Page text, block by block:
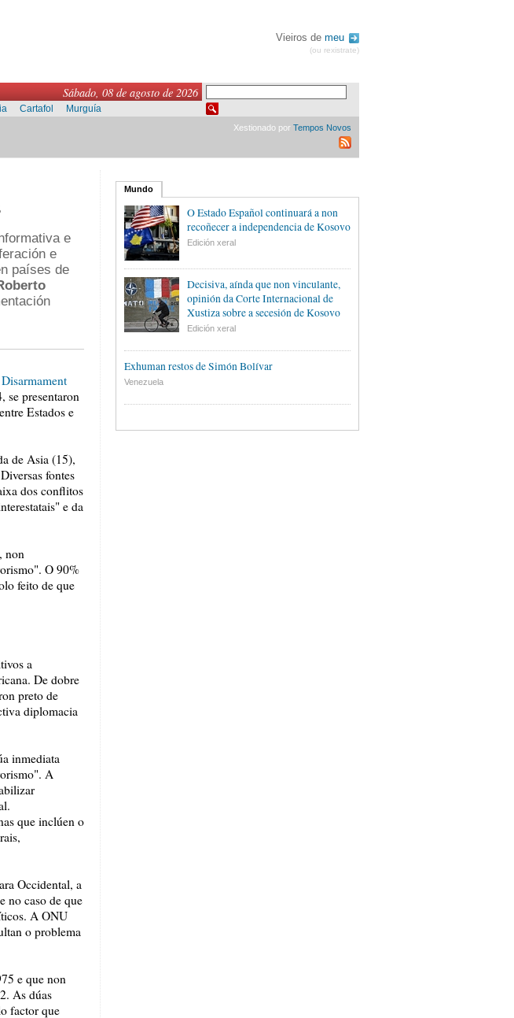
Vieiros de meu
(ou rexistrate)
Sábado, 08 de agosto de 2026
Cartafol Murguía
Xestionado por Tempos Novos
e
e
países de
se presentaron
Estados e
de Asia (15),
fontes
dos conflitos
e da
non
O 90%
feito de que
a
De dobre
preto de
diplomacia
inmediata
A
que inclúen o
Occidental, a
no caso de que
A ONU
o problema
e que non
As dúas
factor que
Mundo
O Estado Español continuará a non
recoñecer a independencia de Kosovo
Edición xeral
Decisiva, aínda que non vinculante,
opinión da Corte Internacional de
Xustiza sobre a secesión de Kosovo
Edición xeral
Exhuman restos de Simón Bolívar
Venezuela